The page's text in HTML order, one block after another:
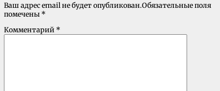
Ваш адрес email не будет опубликован.Обязательные поля
помечены *
Комментарий *